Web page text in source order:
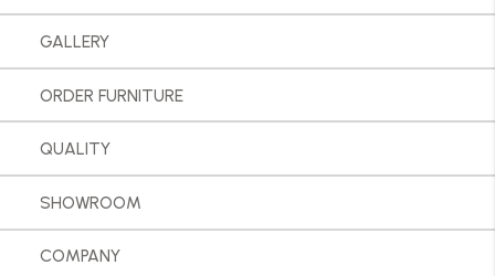
GALLERY
ORDER FURNITURE
QUALITY
SHOWROOM
COMPANY